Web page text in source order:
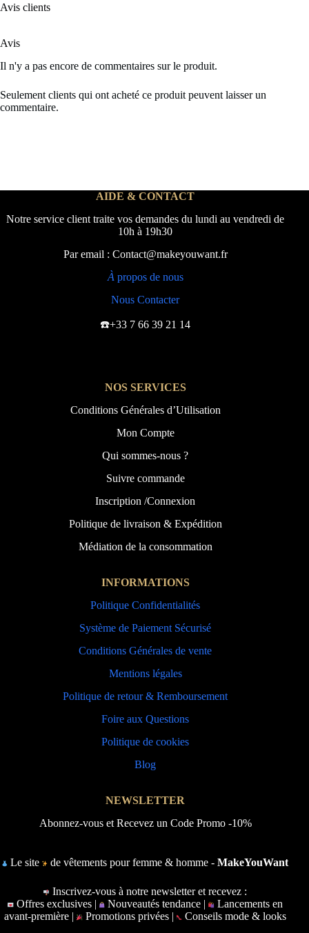
Avis clients
Avis
Il n'y a pas encore de commentaires sur le produit.
Seulement clients qui ont acheté ce produit peuvent laisser un
commentaire.
AIDE & CONTACT
Notre service client traite vos demandes du lundi au vendredi de
10h à 19h30
Par email : Contact@makeyouwant.fr
À propos de nous
Nous Contacter
☎️+33 7 66 39 21 14
NOS SERVICES
Conditions Générales d’Utilisation
Mon Compte
Qui sommes-nous ?
Suivre commande
Inscription /Connexion
Politique de livraison & Expédition
Médiation de la consommation
INFORMATIONS
Politique Confidentialités
Système de Paiement Sécurisé
Conditions Générales de vente
Mentions légales
Politique de retour & Remboursement
Foire aux Questions
Politique de cookies
Blog
NEWSLETTER
Abonnez-vous et Recevez un Code Promo -10%
Le site de vêtements pour femme & homme -MakeYouWant
Inscrivez-vous à notre newsletter et recevez :
Offres exclusives |
Nouveautés tendance |
Lancements en
avant-première | Promotions privées | Conseils mode & looks